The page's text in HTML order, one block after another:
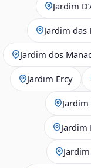
Jardim
Jardim das
Jardim dos
Jardim Ercy
Jardim